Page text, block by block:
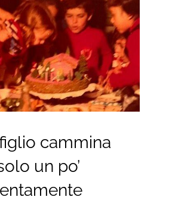
cammina
un po’